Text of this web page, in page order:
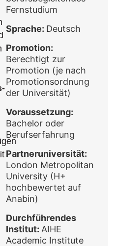
Fernstudium
Sprache: Deutsch
Promotion:
Berechtigt zur
Promotion (je nach
Promotionsordnung
der Universität)
Voraussetzung:
Bachelor oder
Berufserfahrung
Partneruniversität:
London Metropolitan
University (H+
hochbewertet auf
Anabin)
Durchführendes
Institut: AIHE
Academic Institute